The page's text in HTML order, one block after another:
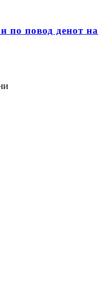
по повод денот на